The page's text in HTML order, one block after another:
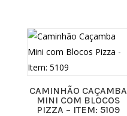
CAMINHÃO CAÇAMBA
MINI COM BLOCOS
PIZZA – ITEM: 5109